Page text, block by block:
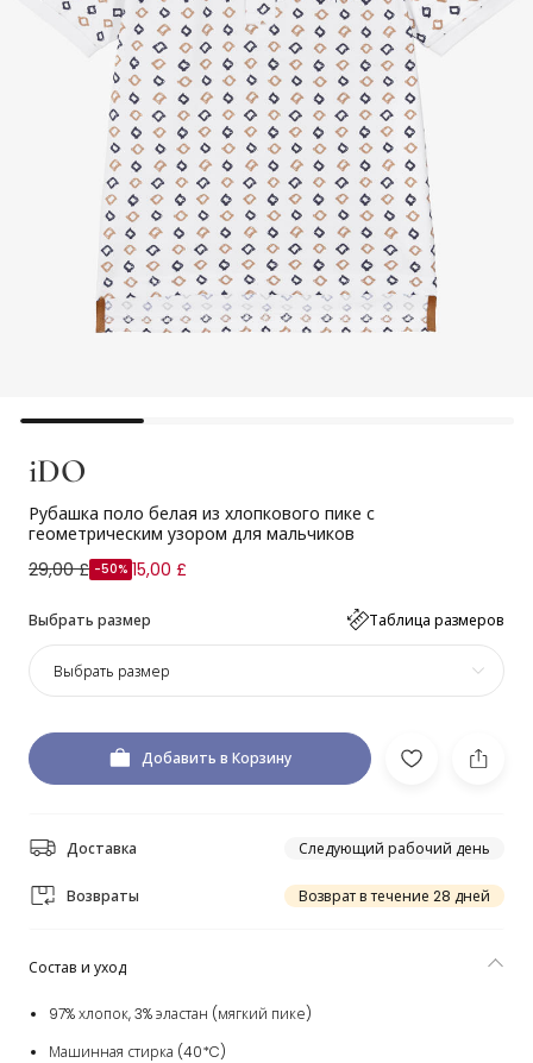
iDO
Рубашка поло белая из хлопкового пике с
геометрическим узором для мальчиков
29,00 £ -50% 15,00 £
Выбрать размер Таблица размеров
Выбрать размер
Добавить в Корзину
Доставка Следующий рабочий день
Возвраты Возврат в течение 28 дней
Состав и уход
97% хлопок, 3% эластан (мягкий пике)
Машинная стирка (40*C)